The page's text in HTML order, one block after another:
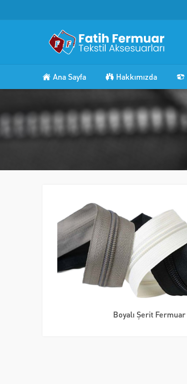
Ana Sayfa Hakkımızda
Boyalı Şerit Fermuar